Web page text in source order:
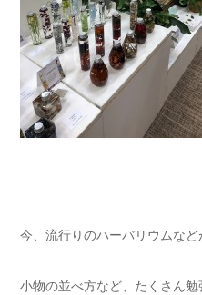
今、流行りのハーバリウムなど
小物の並べ方など、たくさん勉